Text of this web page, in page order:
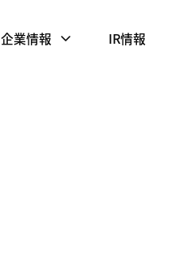
企業情報 IR情報